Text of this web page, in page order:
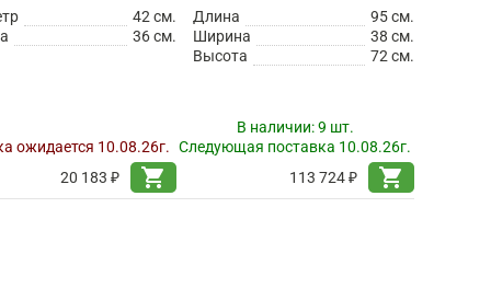
42 см.
36 см.
ожидается 10.08.26г.
20 183 ₽
shopping_cart
Длина
95 см.
Ширина
38 см.
Высота
72 см.
В наличии:9 шт.
Следующая поставка 10.08.26г.
113 724 ₽
shopping_cart